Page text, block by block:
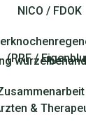
NICO / FDOK
(PRF /
&